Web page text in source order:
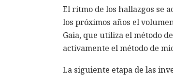
El ritmo de los hallazgos se
los próximos años el
Gaia, que utiliza el método
activamente el método de
La siguiente etapa de las